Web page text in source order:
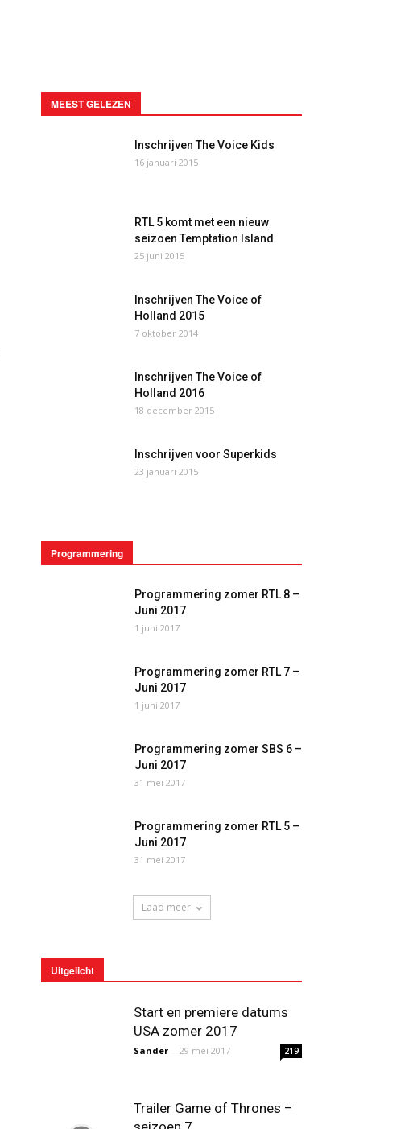
MEEST GELEZEN
Inschrijven The Voice Kids
16 januari 2015
RTL 5 komt met een nieuw
seizoen Temptation Island
25 juni 2015
Inschrijven The Voice of
Holland 2015
7 oktober 2014
Inschrijven The Voice of
Holland 2016
18 december 2015
Inschrijven voor Superkids
23 januari 2015
Programmering
Programmering zomer RTL 8 –
Juni 2017
1 juni 2017
Programmering zomer RTL 7 –
Juni 2017
1 juni 2017
Programmering zomer SBS 6 –
Juni 2017
31 mei 2017
Programmering zomer RTL 5 –
Juni 2017
31 mei 2017
Laad meer
Uitgelicht
Start en premiere datums
USA zomer 2017
Sander - 29 mei 2017 219
Trailer Game of Thrones –